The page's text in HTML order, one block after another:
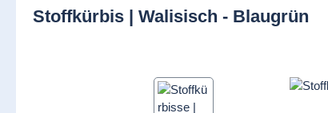
Stoffkürbis | Walisisch - Blaugrün
Bildergalerie überspringen